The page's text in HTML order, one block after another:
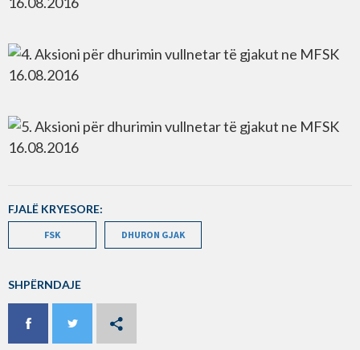
FJALË KRYESORE:
FSK DHURON GJAK
SHPËRNDAJE